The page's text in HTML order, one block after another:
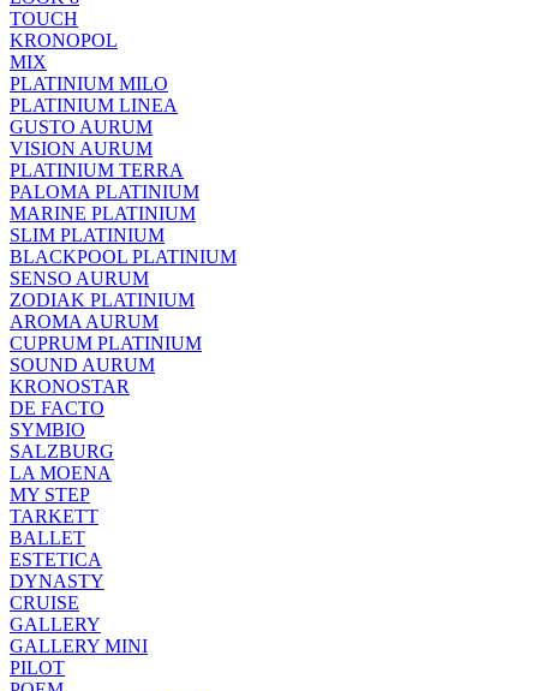
TOUCH
KRONOPOL
MIX
PLATINIUM MILO
PLATINIUM LINEA
GUSTO AURUM
VISION AURUM
PLATINIUM TERRA
PALOMA PLATINIUM
MARINE PLATINIUM
SLIM PLATINIUM
BLACKPOOL PLATINIUM
SENSO AURUM
ZODIAK PLATINIUM
AROMA AURUM
CUPRUM PLATINIUM
SOUND AURUM
KRONOSTAR
DE FACTO
SYMBIO
SALZBURG
LA MOENA
MY STEP
TARKETT
BALLET
ESTETICA
DYNASTY
CRUISE
GALLERY
GALLERY MINI
PILOT